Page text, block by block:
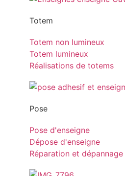
Totem
Totem non lumineux
Totem lumineux
Réalisations de totems
Pose
Pose d'enseigne
Dépose d'enseigne
Réparation et dépannage